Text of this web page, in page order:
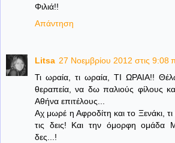
Φιλιά!!
Απάντηση
Litsa 27 Νοεμβρίου 2012 στις 9:08
Τι ωραία, τι ωραία, ΤΙ ΩΡΑΙΑ!!
θεραπεία, να δω παλιούς φίλους
Αθήνα επιτέλους...
Αχ μωρέ η Αφροδίτη και το Ξενάκι,
τις δεις! Και την όμορφη ομάδα
δες...!